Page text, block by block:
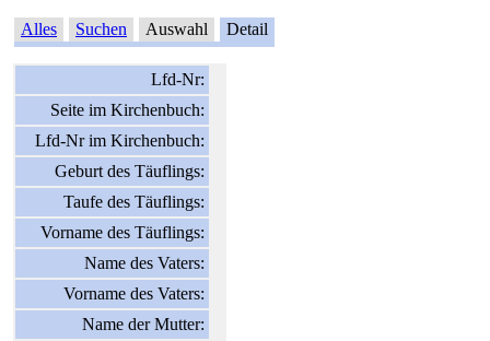
Alles Suchen Auswahl Detail
Lfd-Nr:
Seite im Kirchenbuch:
Lfd-Nr im Kirchenbuch:
Geburt des Täuflings:
Taufe des Täuflings:
Vorname des Täuflings:
Name des Vaters:
Vorname des Vaters:
Name der Mutter: